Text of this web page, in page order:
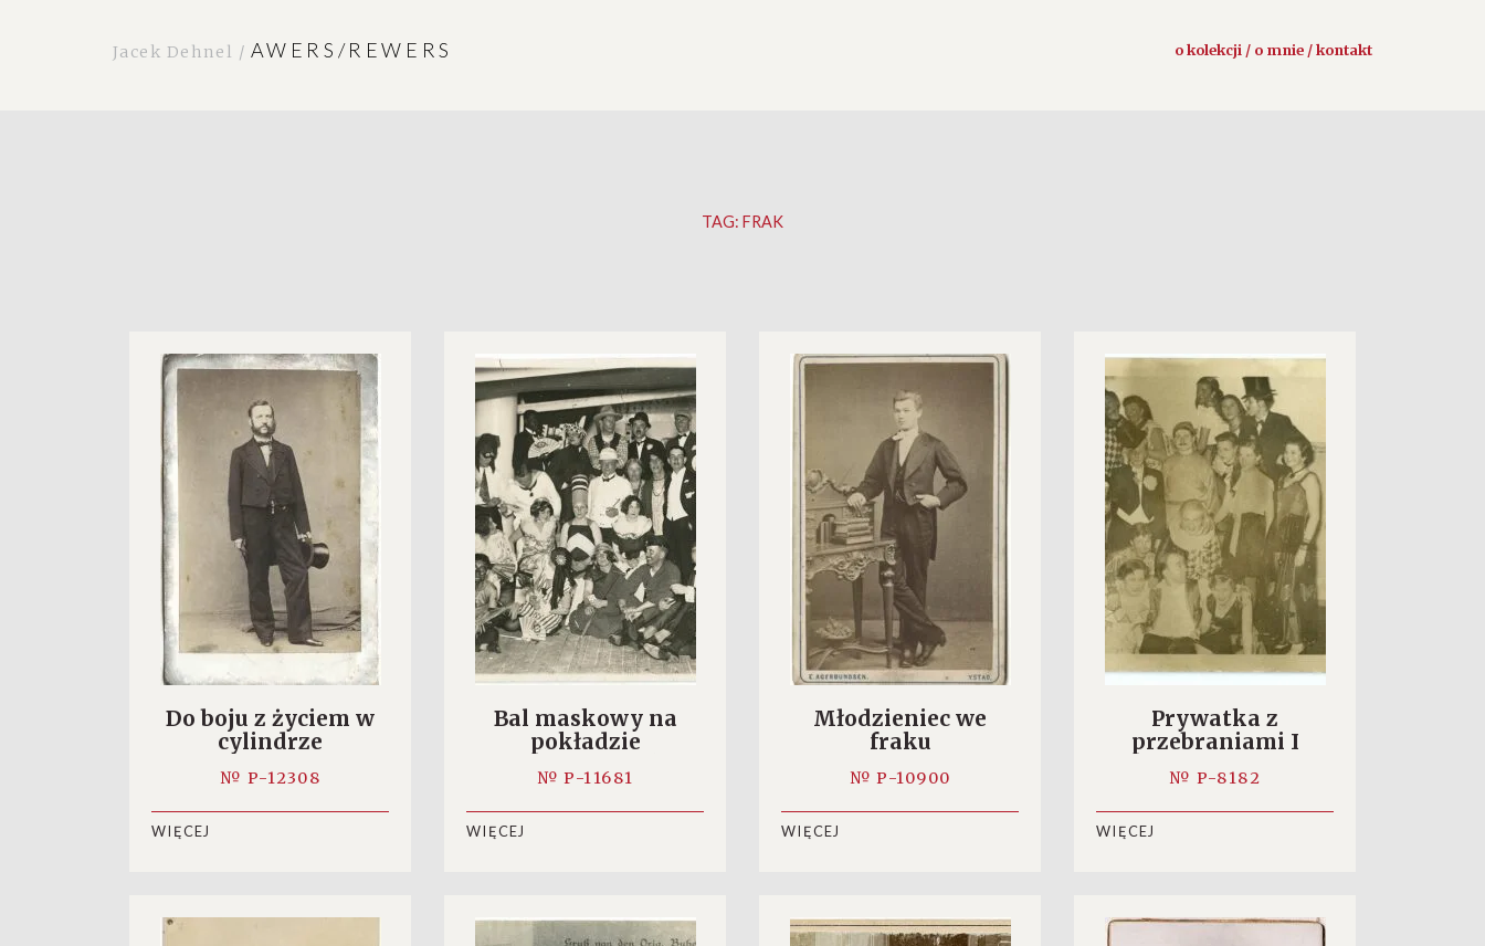
Jacek Dehnel / AWERS/REWERS o kolekcji / o mnie / kontakt
TAG: FRAK
Do boju z życiem w
cylindrze
№ P-12308
WIĘCEJ
Bal maskowy na
pokładzie
„Uszakowa” (?)
№ P-11681
WIĘCEJ
Młodzieniec we
fraku
№ P-10900
WIĘCEJ
Prywatka z
przebraniami I
№ P-8182
WIĘCEJ